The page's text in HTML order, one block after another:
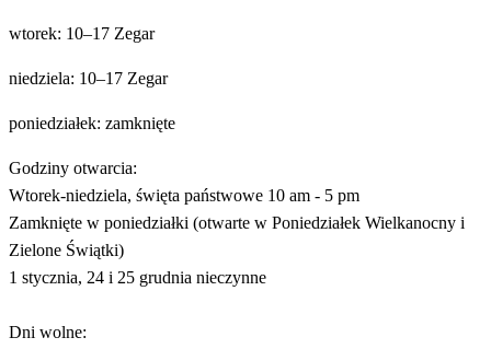
wtorek: 10–17 Zegar
niedziela: 10–17 Zegar
poniedziałek: zamknięte
Godziny otwarcia:
Wtorek-niedziela, święta państwowe 10 am - 5 pm
Zamknięte w poniedziałki (otwarte w Poniedziałek Wielkanocny i
Zielone Świątki)
1 stycznia, 24 i 25 grudnia nieczynne
Dni wolne: